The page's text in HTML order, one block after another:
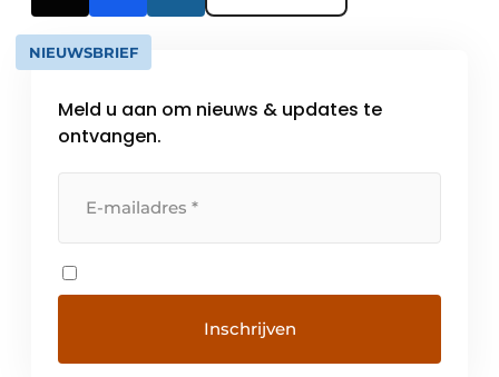
NIEUWSBRIEF
Meld u aan om nieuws & updates te
ontvangen.